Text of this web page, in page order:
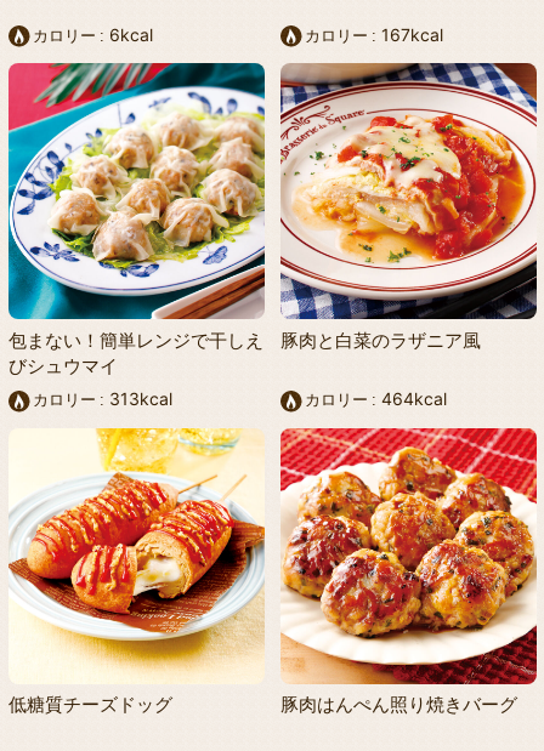
カロリー 6kcal カロリー 167kcal
包まない！簡単レンジで干しえ
びシュウマイ
カロリー 313kcal
豚肉と白菜のラザニア風
カロリー 464kcal
低糖質チーズドッグ 豚肉はんぺん照り焼きバーグ